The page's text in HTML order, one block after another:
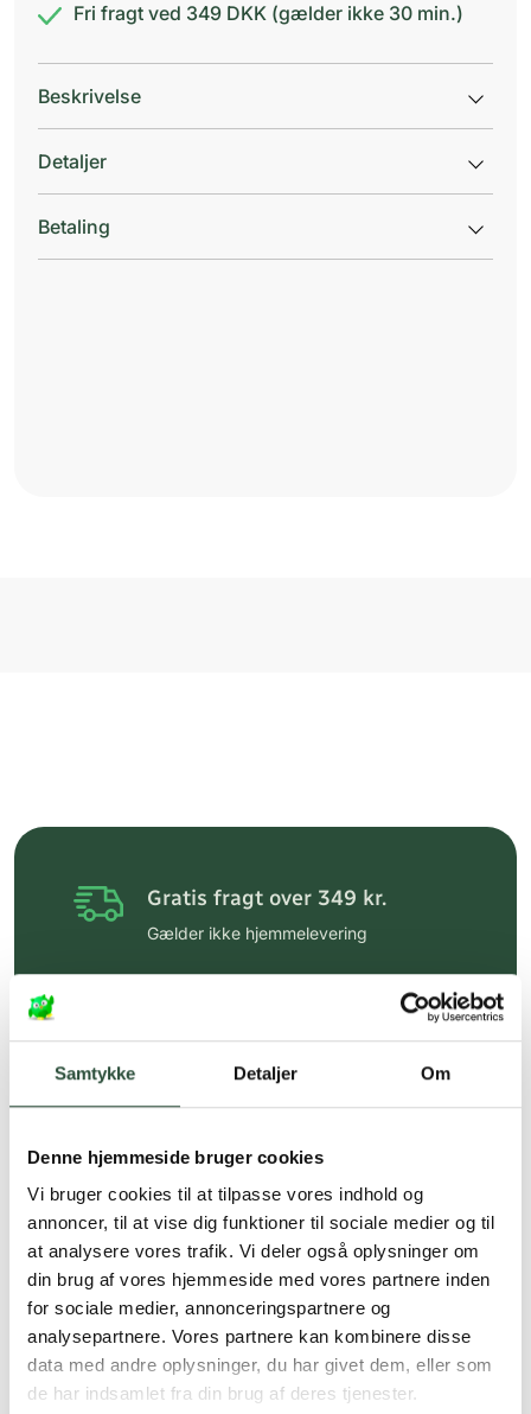
Samtykke Detaljer Om
Denne hjemmeside bruger cookies
Vi bruger cookies til at tilpasse vores indhold og
annoncer, til at vise dig funktioner til sociale medier og til
at analysere vores trafik. Vi deler også oplysninger om
din brug af vores hjemmeside med vores partnere inden
for sociale medier, annonceringspartnere og
analysepartnere. Vores partnere kan kombinere disse
data med andre oplysninger, du har givet dem, eller som
de har indsamlet fra din brug af deres tjenester.
antal Fri fragt ved 349 DKK (gælder ikke 30 min.)
Beskrivelse
Detaljer
Betaling
Gratis fragt over 349 kr.
Gælder ikke hjemmelevering
Hurtig levering (30 min. i Kbh)
Faste lave priser*
*Gælder ikke ernæringsprodukter.
Stort udvalg af kendte
produkter
Vi tilbyder et stort udvalg af kendte
cremer, vitaminer og andre spændende
produkter – altid til fast lav pris.